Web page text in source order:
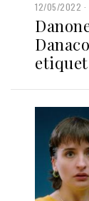
12/05/2022